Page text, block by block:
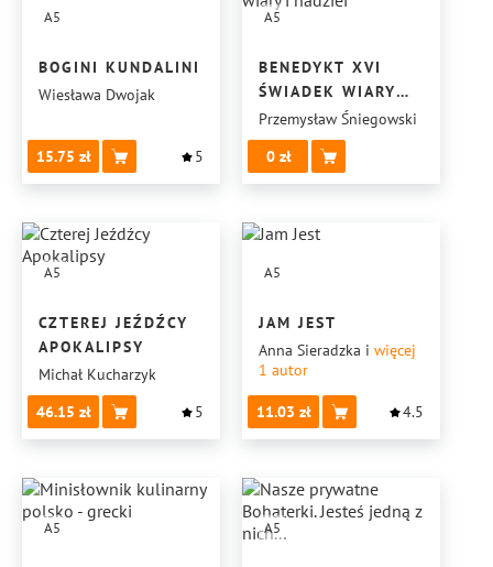
A5
BOGINI KUNDALINI
Wiesława Dwojak
15.75 5
A5
BENEDYKT XVI
ŚWIADEK WIARY
I NADZIEI
Przemysław Śniegowski
0
A5
CZTEREJ JEŹDŹCY
APOKALIPSY
Michał Kucharzyk
46.15
5
A5
JAM JEST
Anna Sieradzka i więcej
1 autor
11.03 4.5
A5 A5